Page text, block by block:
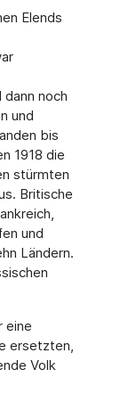
Elends
noch
und
bis
1918 die
stürmten
Britische
und
Ländern.
eine
ersetzten,
Volk